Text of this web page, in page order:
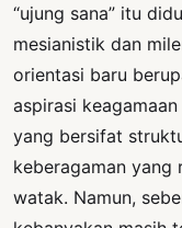
“ujung sana” itu
mesianistik dan
orientasi baru
aspirasi
yang bersifat
keberagaman yang
watak. Namun,